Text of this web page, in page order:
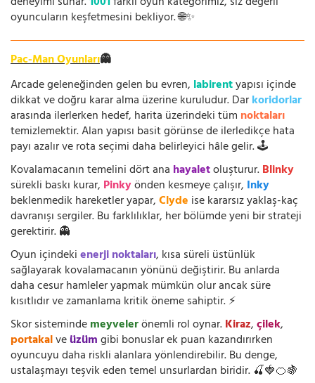
oyuncuların keşfetmesini bekliyor. 🌐✨
Pac-Man Oyunları👻
Arcade geleneğinden gelen bu evren, labirentyapısı içinde
dikkat ve doğru karar alma üzerine kuruludur. Darkoridorlar
arasında ilerlerken hedef, harita üzerindeki tüm noktaları
temizlemektir. Alan yapısı basit görünse de ilerledikçe hata
payı azalır ve rota seçimi daha belirleyici hâle gelir. 🕹️
Kovalamacanın temelini dört ana hayaletoluşturur.Blinky
sürekli baskı kurar, Pinkyönden kesmeye çalışır, Inky
beklenmedik hareketler yapar,Clyde ise kararsız yaklaş-kaç
davranışı sergiler. Bu farklılıklar, her bölümde yeni bir strateji
gerektirir. 👻
Oyun içindekienerji noktaları, kısa süreli üstünlük
sağlayarak kovalamacanın yönünü değiştirir. Bu anlarda
daha cesur hamleler yapmak mümkün olur ancak süre
kısıtlıdır ve zamanlama kritik öneme sahiptir. ⚡
Skor sistemindemeyvelerönemli rol oynar.Kiraz,çilek,
portakalveüzümgibi bonuslar ek puan kazandırırken
oyuncuyu daha riskli alanlara yönlendirebilir. Bu denge,
ustalaşmayı teşvik eden temel unsurlardan biridir. 🍒🍓🍊🍇